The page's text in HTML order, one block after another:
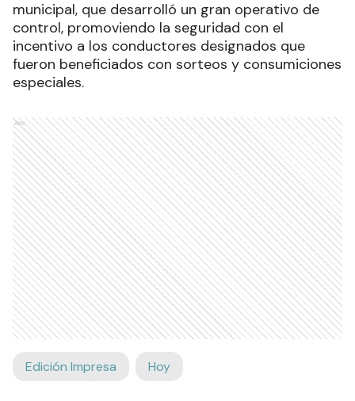
municipal, que desarrolló un gran operativo de
control, promoviendo la seguridad con el
incentivo a los conductores designados que
fueron beneficiados con sorteos y consumiciones
especiales.
Ads
Edición Impresa Hoy